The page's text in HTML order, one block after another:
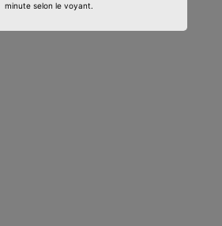
minute selon le voyant.